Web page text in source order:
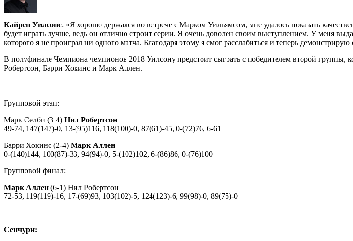
Кайрен Уилсонс: «Я хорошо держался во встрече с Марком Уильямсом, мне удалось показать
будет играть лучше, ведь он отлично строит серии. Я очень доволен своим выступлением. У меня
которого я не проиграл ни одного матча. Благодаря этому я смог расслабиться и теперь
В полуфинале Чемпиона чемпионов 2018 Уилсону предстоит сыграть с победителем второй группы,
Робертсон, Барри Хокинс и Марк Аллен.
Групповой этап:
Марк Селби (3-4) Нил Робертсон
49-74, 147(147)-0, 13-(95)116, 118(100)-0, 87(61)-45, 0-(72)76, 6-61
Барри Хокинс (2-4) Марк Аллен
0-(140)144, 100(87)-33, 94(94)-0, 5-(102)102, 6-(86)86, 0-(76)100
Групповой финал:
Марк Аллен (6-1) Нил Робертсон
72-53, 119(119)-16, 17-(69)93, 103(102)-5, 124(123)-6, 99(98)-0, 89(75)-0
Сенчури: